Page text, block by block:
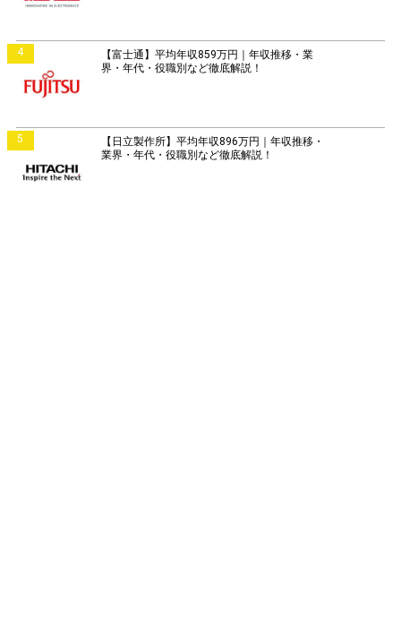
4
【富士通】平均年収859万円｜年収推移・業
界・年代・役職別など徹底解説！
5
【日立製作所】平均年収896万円｜年収推移・
業界・年代・役職別など徹底解説！